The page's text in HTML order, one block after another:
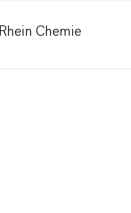
Rhein Chemie